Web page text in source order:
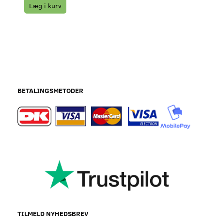
Læg i kurv
BETALINGSMETODER
TILMELD NYHEDSBREV